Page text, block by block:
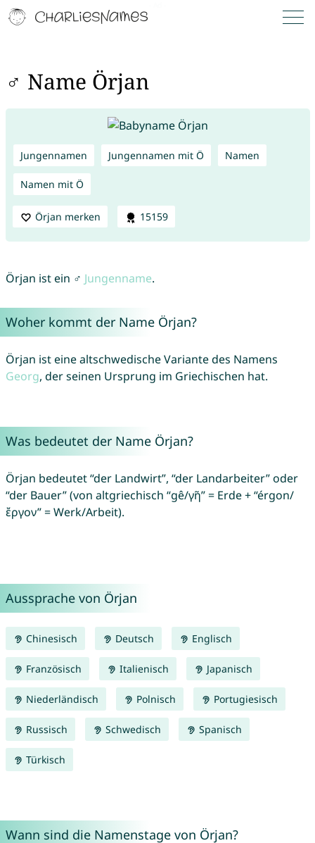
♂ Name Örjan
Jungennamen Jungennamen mit Ö Namen
Namen mit Ö
Örjan merken 15159
Örjan ist ein ♂ Jungenname.
Woher kommt der Name Örjan?
Örjan ist eine altschwedische Variante des Namens
Georg, der seinen Ursprung im Griechischen hat.
Was bedeutet der Name Örjan?
Örjan bedeutet “der Landwirt”, “der Landarbeiter” oder
“der Bauer” (von altgriechisch “gê/γῆ” = Erde + “érgon/
ἔργον” = Werk/Arbeit).
Aussprache von Örjan
Chinesisch Deutsch Englisch
Französisch Italienisch Japanisch
Niederländisch Polnisch Portugiesisch
Russisch Schwedisch Spanisch
Türkisch
Wann sind die Namenstage von Örjan?